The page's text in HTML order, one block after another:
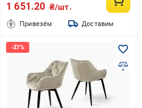
1 651.20 ₴/шт.
Привезём Доставим